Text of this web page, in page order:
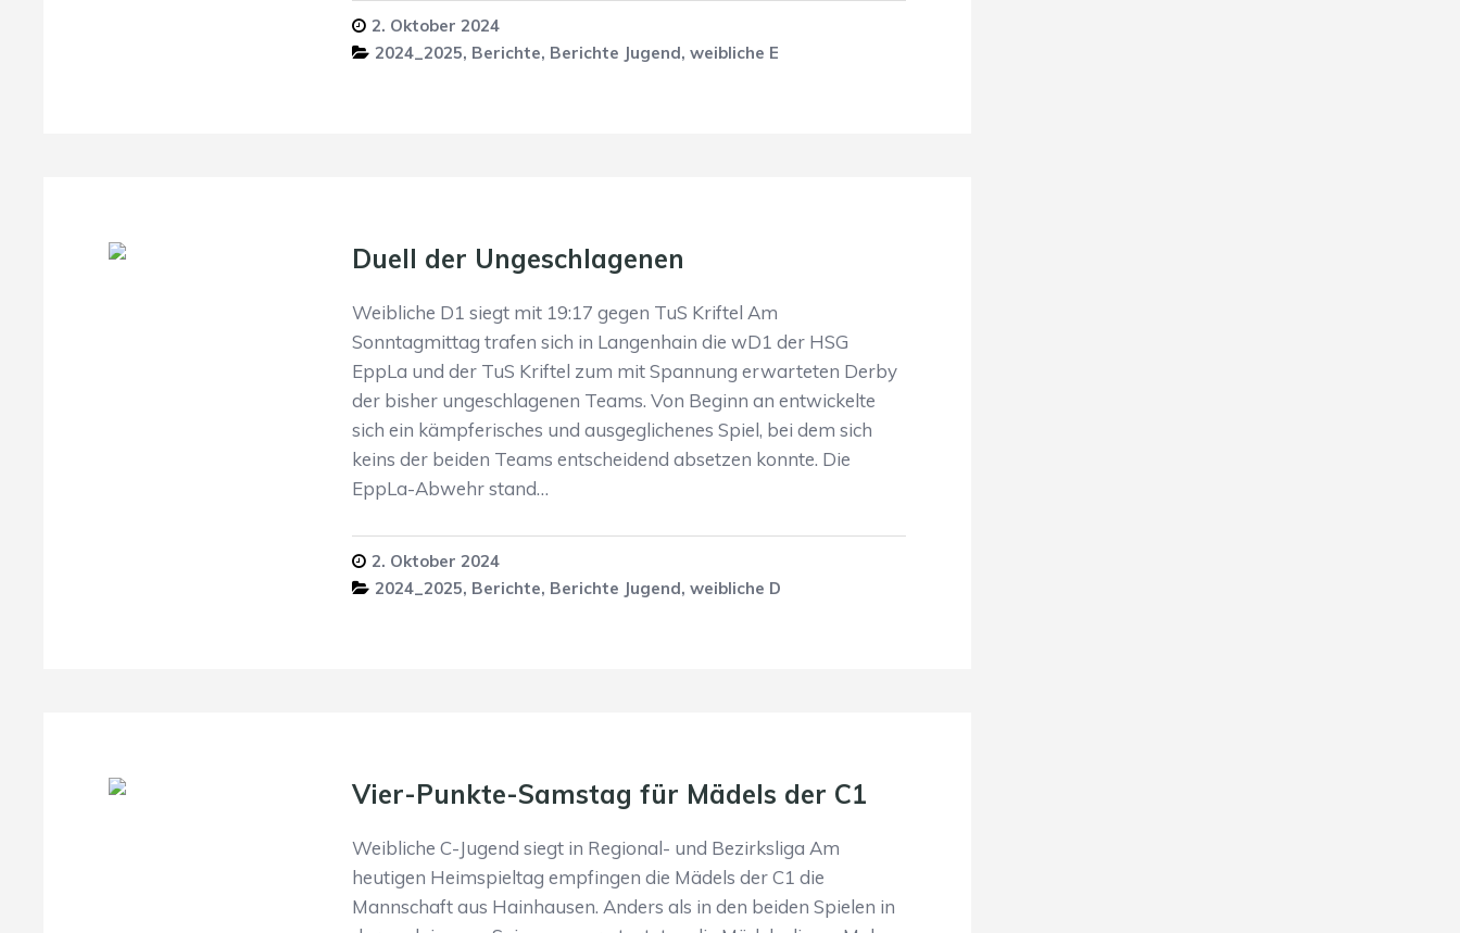
2. Oktober 2024
2024_2025, Berichte, Berichte Jugend, weibliche E
Duell der Ungeschlagenen
Weibliche D1 siegt mit 19:17 gegen TuS Kriftel Am
Sonntagmittag trafen sich in Langenhain die wD1 der HSG
EppLa und der TuS Kriftel zum mit Spannung erwarteten Derby
der bisher ungeschlagenen Teams. Von Beginn an entwickelte
sich ein kämpferisches und ausgeglichenes Spiel, bei dem sich
keins der beiden Teams entscheidend absetzen konnte. Die
EppLa-Abwehr stand…
2. Oktober 2024
2024_2025, Berichte, Berichte Jugend, weibliche D
Vier-Punkte-Samstag für Mädels der C1
Weibliche C-Jugend siegt in Regional- und Bezirksliga Am
heutigen Heimspieltag empfingen die Mädels der C1 die
Mannschaft aus Hainhausen. Anders als in den beiden Spielen in